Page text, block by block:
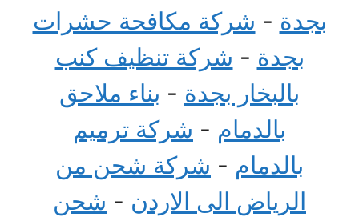
بجدة - شركة مكافحة حشرات
بجدة - شركة تنظيف كنب
بالبخار بجدة - بناء ملاحق
بالدمام - شركة ترميم
بالدمام - شركة شحن من
الرياض الى الاردن - شحن